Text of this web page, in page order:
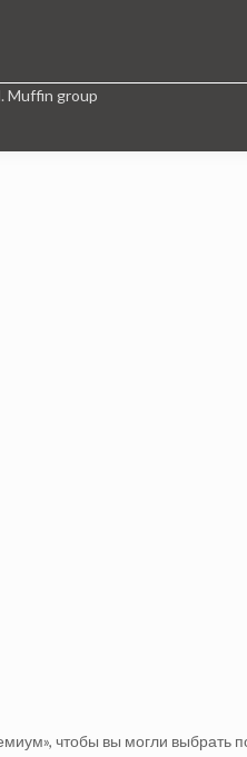
Muffin group
чтобы вы могли выбрать